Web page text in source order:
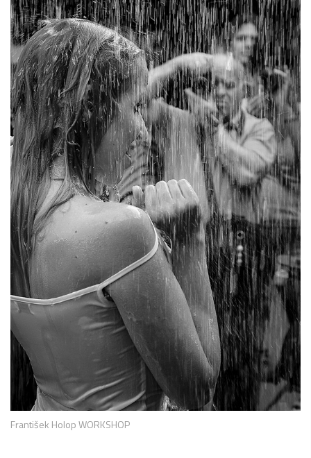
František Holop WORKSHOP